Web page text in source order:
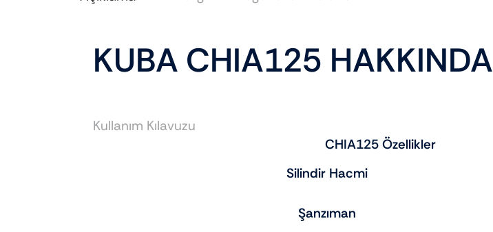
KUBA CHIA125 HAKKINDA
Kullanım Kılavuzu
CHIA125 Özellikler
Silindir Hacmi
Şanzıman